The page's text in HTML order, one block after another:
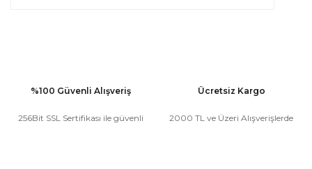
%100 Güvenli Alışveriş
256Bit SSL Sertifikası ile güvenli
Ücretsiz Kargo
2000 TL ve Üzeri Alışverişlerde